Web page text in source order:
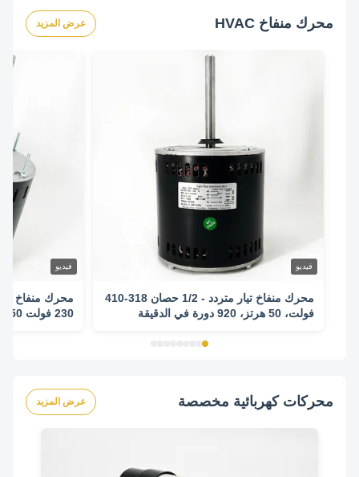
محرك منفاخ HVAC عرض المزيد
فيديو
محرك منفاخ تيار متردد - 1/2 حصان 318-410
فولت، 50 هرتز، 920 دورة في الدقيقة
فيديو
محركات كهربائية مخصصة عرض المزيد